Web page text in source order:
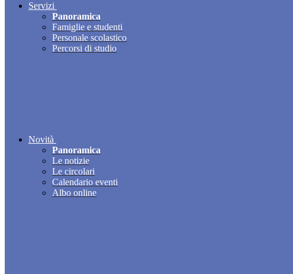
Servizi
Panoramica
Famiglie e studenti
Personale scolastico
Percorsi di studio
Novità
Panoramica
Le notizie
Le circolari
Calendario eventi
Albo online